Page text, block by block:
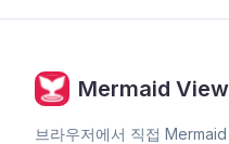
Mermaid
브라우저에서 직접